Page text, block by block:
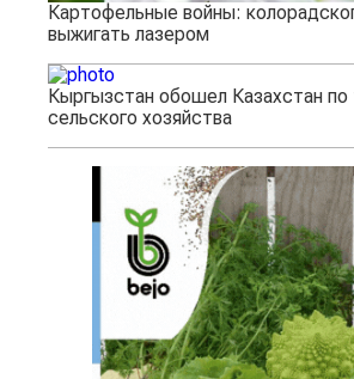
Картофельные войны:
выжигать лазером
Кыргызстан обошел Казахстан
сельского хозяйства